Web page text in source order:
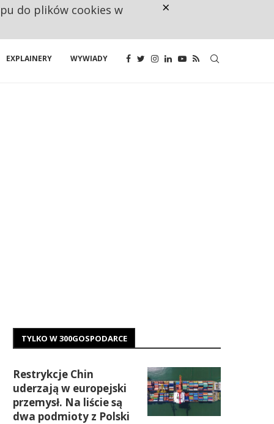
EXPLAINERY WYWIADY
TYLKO W 300GOSPODARCE
Restrykcje Chin
uderzają w europejski
przemysł. Na liście są
dwa podmioty z Polski
do plików cookies w ×